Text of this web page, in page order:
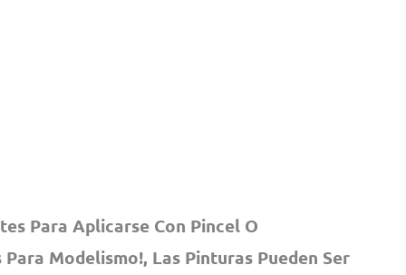
Para Aplicarse Con Pincel O
Modelismo!, Las Pinturas Pueden Ser